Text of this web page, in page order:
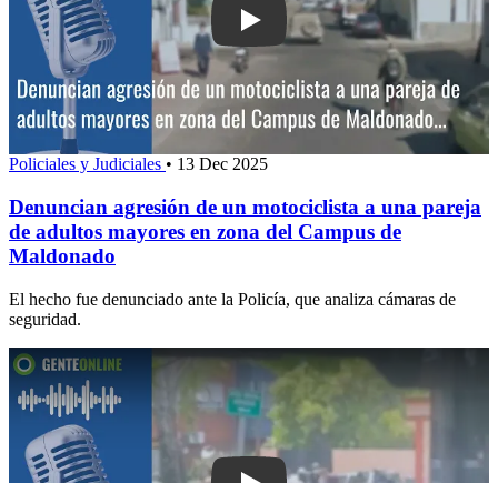
Play: Denuncian agresión de un
Policiales y Judiciales • 13 Dec 2025
Denuncian agresión de un motociclista a una pareja
de adultos mayores en zona del Campus de
Maldonado
El hecho fue denunciado ante la Policía, que analiza cámaras de
seguridad.